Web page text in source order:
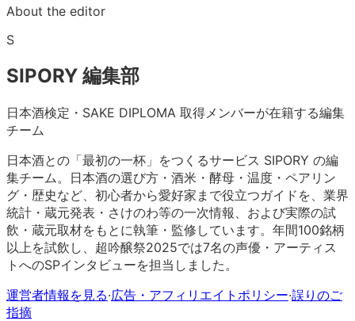
About the editor
S
SIPORY 編集部
日本酒検定・SAKE DIPLOMA 取得メンバーが在籍する編集
チーム
日本酒との「最初の一杯」をつくるサービス SIPORY の編
集チーム。日本酒の選び方・酒米・酵母・温度・ペアリン
グ・歴史など、初心者から愛好家まで役立つガイドを、業界
統計・蔵元発表・さけのわ等の一次情報、および実際の試
飲・蔵元取材をもとに執筆・監修しています。年間100銘柄
以上を試飲し、超吟醸祭2025では7名の声優・アーティス
トへのSPインタビューを担当しました。
運営者情報を見る·広告・アフィリエイトポリシー·誤りのご
指摘